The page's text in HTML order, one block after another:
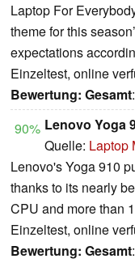
Laptop For
theme for this
expectations
Einzeltest, online
Bewertung: Gesamt
90% Lenovo Yoga
Quelle: Laptop
Lenovo's Yoga 910
thanks to its nearly
CPU and more than
Einzeltest, online
Bewertung: Gesamt